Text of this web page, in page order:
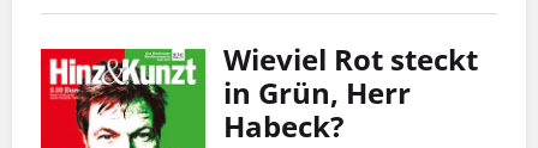
Wieviel Rot steckt
in Grün, Herr
Habeck?